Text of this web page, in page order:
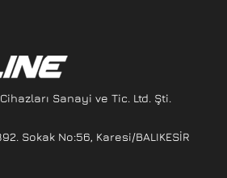
Sanayi ve Tic. Ltd. Şti.
Sokak No:56, Karesi/BALIKESİR